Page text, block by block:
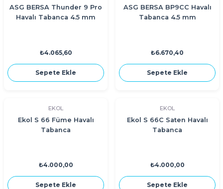
ASG BERSA Thunder 9 Pro
Havalı Tabanca 4.5 mm
₺4.065,60
Sepete Ekle
ASG BERSA BP9CC Havalı
Tabanca 4.5 mm
₺6.670,40
Sepete Ekle
EKOL
Ekol S 66 Füme Havalı
Tabanca
₺4.000,00
Sepete Ekle
EKOL
Ekol S 66C Saten Havalı
Tabanca
₺4.000,00
Sepete Ekle